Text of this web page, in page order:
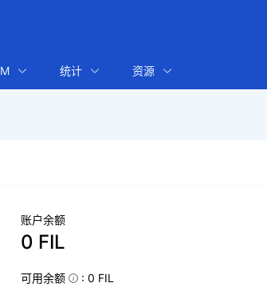
统计 资源
账户余额
0 FIL
可用余额
: 0 FIL